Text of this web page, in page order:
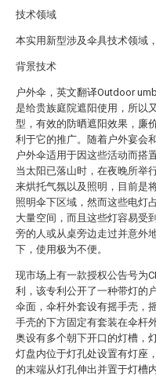
技术领域
本实用新型涉及伞具技术领域
背景技术
户外伞，英文翻译Outdoor
是给贵族庭院遮阳使用，所以
型，有效的防晒遮阳效果，廉
利于它的推广。随着户外宴会
户外伞适用于因这些活动而搭
当太阳已落山时，在夜晚所举
来烘托气氛以及照明，目前是
照明伞下区域，然而这些电灯
大量空间，而且这些灯容易受
旁的人或从桌旁边走过并意外
下，使用极为不便。
现市场上有一款授权公告号为
利，该专利公开了一种带灯的
伞面，伞杆外套设有摇手壳，
手壳的下方固定有套装在伞杆
奥设有多个朝下开口的灯槽，
灯盘内位于灯孔处设置有灯座
的末端从灯孔伸出并置于灯槽